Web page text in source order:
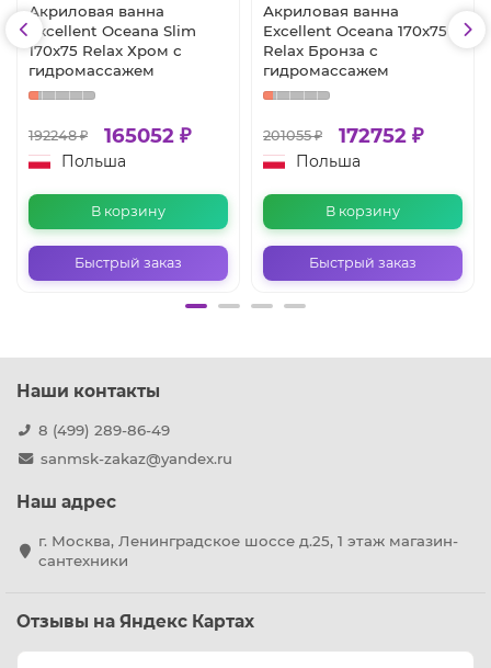
Акриловая ванна
Excellent Oceana Slim
170x75 Relax Хром с
гидромассажем
192248 ₽ 165052 ₽
Польша
В корзину
Быстрый заказ
Акриловая ванна
Excellent Oceana 170x75
Relax Бронза с
гидромассажем
201055 ₽ 172752 ₽
Польша
В корзину
Быстрый заказ
Наши контакты
8 (499) 289-86-49
sanmsk-zakaz@yandex.ru
Наш адрес
г. Москва, Ленинградское шоссе д.25, 1 этаж магазин-
сантехники
Отзывы на Яндекс Картах